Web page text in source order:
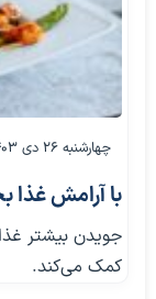
چهارشنبه ۲۶ دی ۱۴۰۳
با آرامش غذا
جویدن بیشتر
کمک می‌کند.